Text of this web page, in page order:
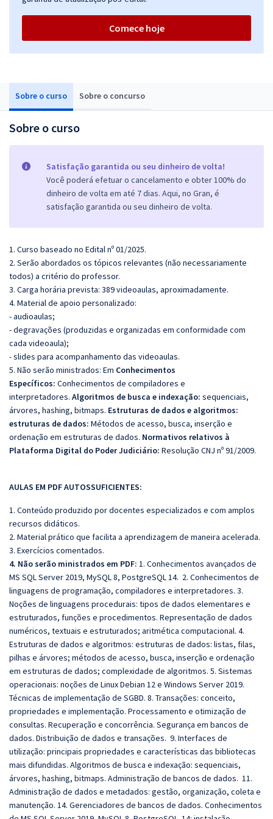
Sobre o curso Sobre o concurso
Sobre o curso
Satisfação garantida ou seu dinheiro de volta!
Você poderá efetuar o cancelamento e obter 100% do
dinheiro de volta em até 7 dias. Aqui, no Gran, é
satisfação garantida ou seu dinheiro de volta.
1. Curso baseado no Edital nº 01/2025.
2. Serão abordados os tópicos relevantes (não necessariamente
todos) a critério do professor.
3. Carga horária prevista: 389 videoaulas, aproximadamente.
4. Material de apoio personalizado:
- audioaulas;
- degravações (produzidas e organizadas em conformidade com
cada videoaula);
- slides para acompanhamento das videoaulas.
5. Não serão ministrados: Em Conhecimentos
Específicos: Conhecimentos de compiladores e
interpretadores. Algoritmos de busca e indexação: sequenciais,
árvores, hashing, bitmaps. Estruturas de dados e algoritmos:
estruturas de dados: Métodos de acesso, busca, inserção e
ordenação em estruturas de dados. Normativos relativos à
Plataforma Digital do Poder Judiciário: Resolução CNJ nº 91/2009.
AULAS EM PDF AUTOSSUFICIENTES:
1. Conteúdo produzido por docentes especializados e com amplos
recursos didáticos.
2. Material prático que facilita a aprendizagem de maneira acelerada.
3. Exercícios comentados.
4. Não serão ministrados em PDF: 1. Conhecimentos avançados de
MS SQL Server 2019, MySQL 8, PostgreSQL 14. 2. Conhecimentos de
linguagens de programação, compiladores e interpretadores. 3.
Noções de linguagens procedurais: tipos de dados elementares e
estruturados, funções e procedimentos. Representação de dados
numéricos, textuais e estruturados; aritmética computacional. 4.
Estruturas de dados e algoritmos: estruturas de dados: listas, filas,
pilhas e árvores; métodos de acesso, busca, inserção e ordenação
em estruturas de dados; complexidade de algoritmos. 5. Sistemas
operacionais: noções de Linux Debian 12 e Windows Server 2019.
Técnicas de implementação de SGBD. 8. Transações: conceito,
propriedades e implementação. Processamento e otimização de
consultas. Recuperação e concorrência. Segurança em bancos de
dados. Distribuição de dados e transações. 9. Interfaces de
utilização: principais propriedades e características das bibliotecas
mais difundidas. Algoritmos de busca e indexação: sequenciais,
árvores, hashing, bitmaps. Administração de bancos de dados. 11.
Administração de dados e metadados: gestão, organização, coleta e
manutenção. 14. Gerenciadores de bancos de dados. Conhecimentos
Comece hoje